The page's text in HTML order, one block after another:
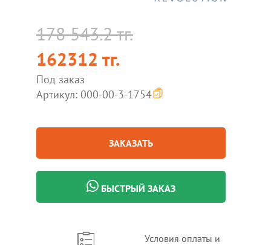
178 543.2 тг.
162312 тг.
Под заказ
Артикул: 000-00-3-1754
ЗАКАЗАТЬ
БЫСТРЫЙ ЗАКАЗ
Условия оплаты и